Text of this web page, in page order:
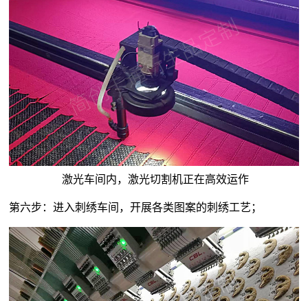
激光车间内，激光切割机正在高效运作
第六步：进入刺绣车间，开展各类图案的刺绣工艺；